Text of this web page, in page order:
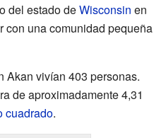
del estado deWisconsin en
con una comunidad pequeña
Akan vivían 403 personas.
de aproximadamente 4,31
cuadrado.